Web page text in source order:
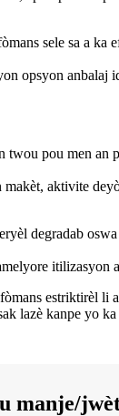
sele sa a
opsyon anbalaj
pou men
aktivite
degradab
estriktirèl
lazè kanpe yo
manje/